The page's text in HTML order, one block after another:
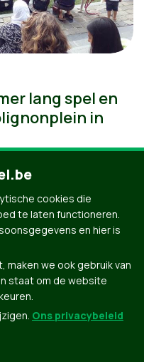
lang spel en
in
cookies die
te laten functioneren.
en hier is
we ook gebruik van
staat om de website
Ons privacybeleid